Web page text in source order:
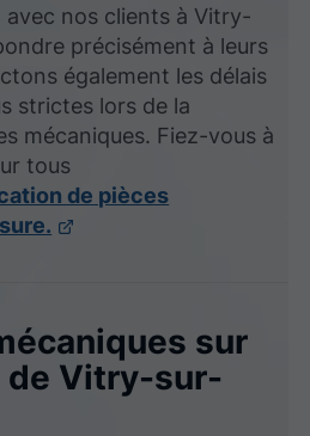
nos clients à Vitry-
précisément à leurs
également les délais
strictes lors de la
mécaniques. Fiez-vous à
tous
de pièces
sur
de Vitry-sur-